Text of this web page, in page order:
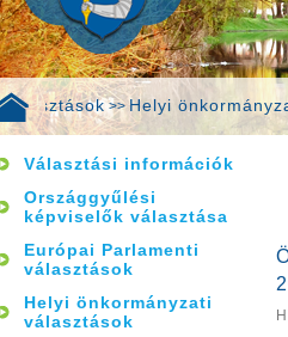
Választások>>Helyi
Választási információk
Országgyűlési
képviselők választása
Európai Parlamenti
választások
Helyi önkormányzati
választások